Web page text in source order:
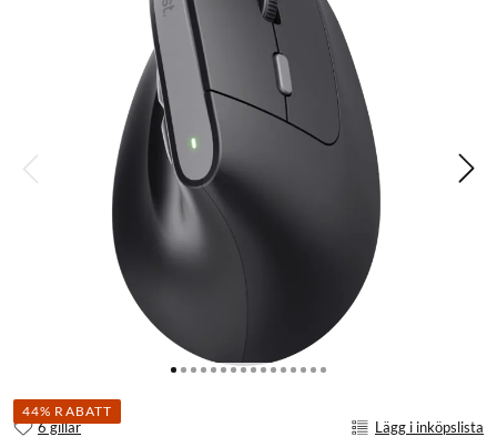
44% RABATT
6 gillar Lägg i inköpslista